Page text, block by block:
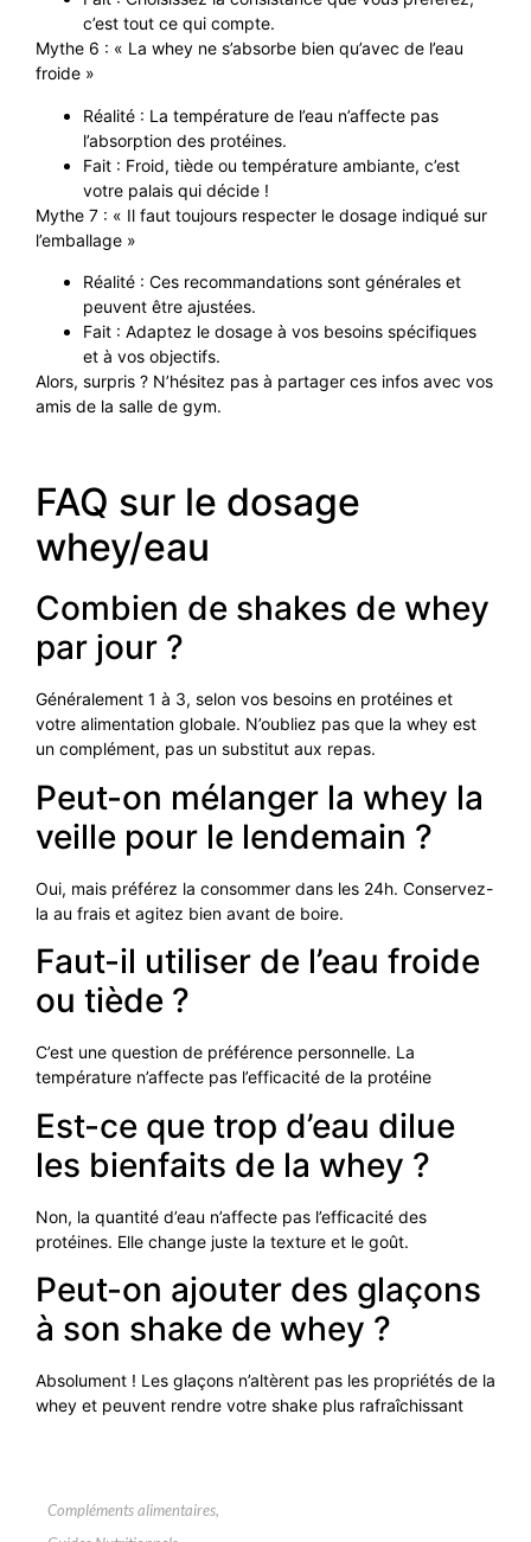
c’est tout ce qui compte.
Mythe 6 : « La whey ne s’absorbe bien qu’avec de l’eau
froide »
Réalité : La température de l’eau n’affecte pas
l’absorption des protéines.
Fait : Froid, tiède ou température ambiante, c’est
votre palais qui décide !
Mythe 7 : « Il faut toujours respecter le dosage indiqué sur
l’emballage »
Réalité : Ces recommandations sont générales et
peuvent être ajustées.
Fait : Adaptez le dosage à vos besoins spécifiques
et à vos objectifs.
Alors, surpris ? N’hésitez pas à partager ces infos avec vos
amis de la salle de gym.
FAQ sur le dosage
whey/eau
Combien de shakes de whey
par jour ?
Généralement 1 à 3, selon vos besoins en protéines et
votre alimentation globale. N’oubliez pas que la whey est
un complément, pas un substitut aux repas.
Peut-on mélanger la whey la
veille pour le lendemain ?
Oui, mais préférez la consommer dans les 24h. Conservez-
la au frais et agitez bien avant de boire.
Faut-il utiliser de l’eau froide
ou tiède ?
C’est une question de préférence personnelle. La
température n’affecte pas l’efficacité de la protéine
Est-ce que trop d’eau dilue
les bienfaits de la whey ?
Non, la quantité d’eau n’affecte pas l’efficacité des
protéines. Elle change juste la texture et le goût.
Peut-on ajouter des glaçons
à son shake de whey ?
Absolument ! Les glaçons n’altèrent pas les propriétés de la
whey et peuvent rendre votre shake plus rafraîchissant
Compléments alimentaires,